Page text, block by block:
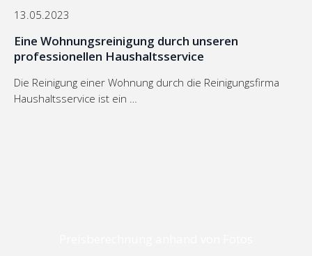
13.05.2023
Eine Wohnungsreinigung durch unseren
professionellen Haushaltsservice
Die Reinigung einer Wohnung durch die Reinigungsfirma
Haushaltsservice ist ein …